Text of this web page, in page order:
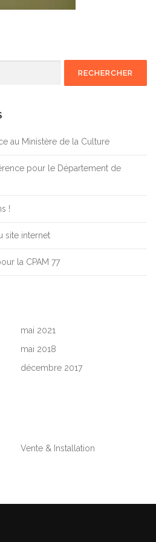
au Ministère de la Culture
pour le Département de
!
site internet
la CPAM 77
mai 2021
mai 2018
décembre 2017
Vente & Installation